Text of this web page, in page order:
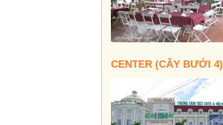
CENTER (CÂY BƯỞI 4)